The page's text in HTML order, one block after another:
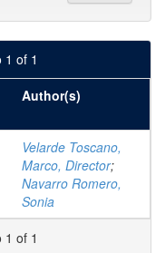
1 of 1
Author(s)
Velarde Toscano,
Marco, Director;
Navarro Romero,
Sonia
1 of 1